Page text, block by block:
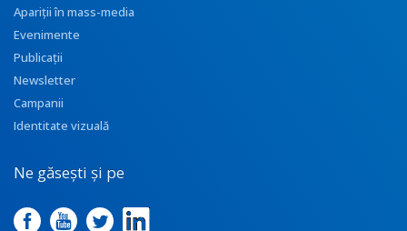
Apariţii în mass-media
Evenimente
Publicații
Newsletter
Campanii
Identitate vizuală
Ne găsești și pe